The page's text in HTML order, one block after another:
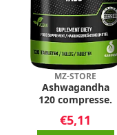
MZ-STORE
Ashwagandha
120 compresse.
€5,11